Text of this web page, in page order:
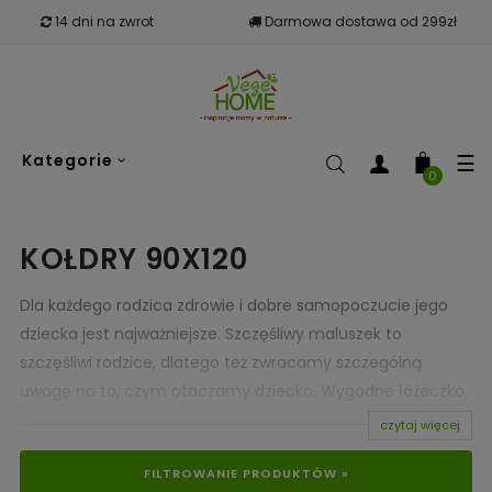
14 dni na zwrot Darmowa dostawa od 299zł
Kategorie ☰
0
KOŁDRY 90X120
Dla każdego rodzica zdrowie i dobre samopoczucie jego
dziecka jest najważniejsze. Szczęśliwy maluszek to
szczęśliwi rodzice, dlatego też zwracamy szczególną
dopasowane do jego wieku jest niezwykle ważne. Jednak
każdy szkrab lubi czuć ciepło i czuły dotyk. Sen jest
niezwykle ważny dla młodego, rozwijającego się organizmu
czytaj więcej
FILTROWANIE PRODUKTÓW »